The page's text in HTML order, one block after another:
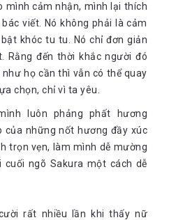
mình cảm nhận, mình lại thích
viết. Nó không phải là cảm
khóc tu tu. Nó chỉ đơn giản
Rằng đến thời khắc người đó
họ cần thì vẫn có thể quay
chọn, chỉ vì ta yêu.
luôn phảng phất hương
của những nốt hương đầy xúc
trọn vẹn, làm mình dễ mường
ngõ Sakura một cách dễ
rất nhiều lần khi thấy nữ